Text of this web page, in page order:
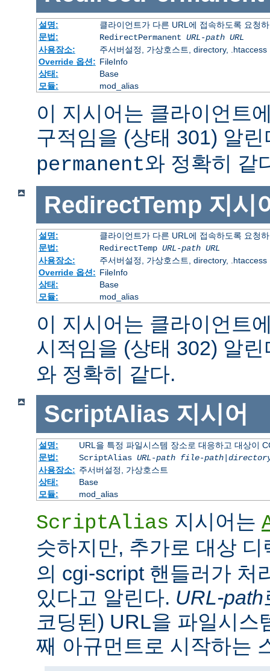
설명:
클라이언트가 다른 URL에 접속하도록 요청
문법:
RedirectPermanent URL-path URL
사용장소:
주서버설정, 가상호스트, directory, .htaccess
Override 옵션: FileInfo
상태:
Base
모듈:
mod_alias
이 지시어는 클라이언트
구적임을 (상태 301) 알
permanent와 정확히 같
RedirectTemp 지시
설명:
클라이언트가 다른 URL에 접속하도록 요청
문법:
RedirectTemp URL-path URL
사용장소:
주서버설정, 가상호스트, directory, .htaccess
Override 옵션: FileInfo
상태:
Base
모듈:
mod_alias
이 지시어는 클라이언트
시적임을 (상태 302) 알
와 정확히 같다.
ScriptAlias 지시어
설명:
URL을 특정 파일시스템 장소로 대응하고 대상이
문법:
ScriptAlias URL-path file-path|
사용장소: 주서버설정, 가상호스트
상태:
Base
모듈:
mod_alias
ScriptAlias 지시어는
슷하지만, 추가로 대상
의 cgi-script 핸들러가 처
있다고 알린다. URL-path
코딩된) URL을 파일시스
째 아규먼트로 시작하는